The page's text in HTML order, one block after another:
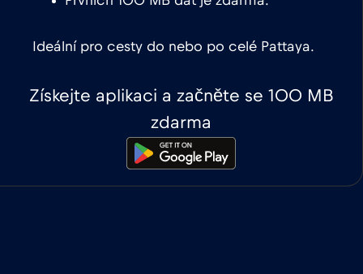
Ideální pro cesty do nebo po celé Pattaya.
Získejte aplikaci a začněte se 100 MB
zdarma